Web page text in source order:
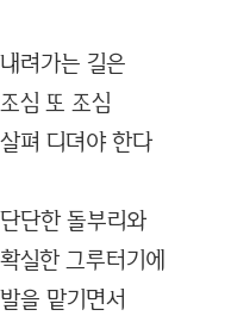
내려가는 길은
조심 또 조심
살펴 디뎌야 한다
단단한 돌부리와
확실한 그루터기에
발을 맡기면서